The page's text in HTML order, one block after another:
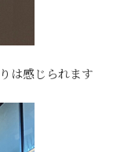
は感じられます